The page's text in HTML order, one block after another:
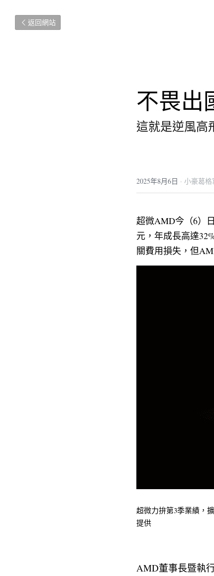
返回網站
不畏出
這就是逆風高
2025年8月6日 · 小豪葛格
超微AMD今（6）
元，年成長高達
關費用損失，但
超微力拚第3季業績，
提供
AMD董事長暨執